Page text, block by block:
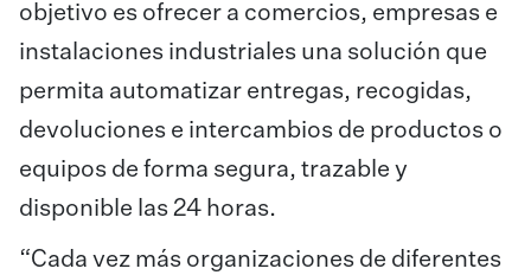
objetivo es ofrecer a comercios, empresas e
instalaciones industriales una solución que
permita automatizar entregas, recogidas,
devoluciones e intercambios de productos o
equipos de forma segura, trazable y
disponible las 24 horas.
“Cada vez más organizaciones de diferentes